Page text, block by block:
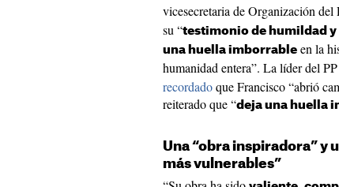
vicesecretaria de Organización del
su “testimonio de humildad y
una huella imborrable en la
humanidad entera”. La líder del
recordadoque Francisco “abrió
reiterado que “deja una huella
Una “obra inspiradora” y
más vulnerables”